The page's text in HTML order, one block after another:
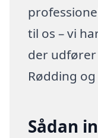
til os – vi
der
Rødding
Sådan